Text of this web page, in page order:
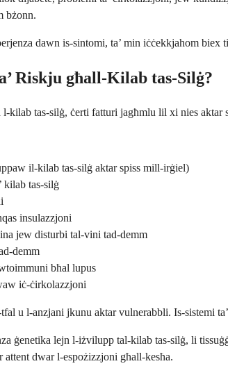
bżonn.
dawn is-sintomi, ta’ min iċċekkjahom
Riskju għall-Kilab tas-Silġ?
kilab tas-silġ, ċerti fatturi jagħmlu lil xi nies
il-kilab tas-silġ aktar spiss mill-irġiel)
kilab tas-silġ
insulazzjoni
jew disturbi tal-vini tad-demm
demm
bħal lupus
iċ-ċirkolazzjoni
u l-anzjani jkunu aktar vulnerabbli. Is-sistemi
ġenetika lejn l-iżvilupp tal-kilab tas-silġ, li
dwar l-espożizzjoni għall-kesħa.